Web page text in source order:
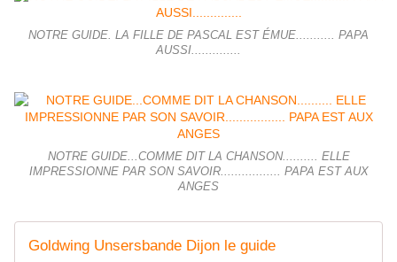
NOTRE GUIDE. LA FILLE DE PASCAL EST ÉMUE........... PAPA
AUSSI..............
NOTRE GUIDE...COMME DIT LA CHANSON.......... ELLE
IMPRESSIONNE PAR SON SAVOIR................. PAPA EST AUX
ANGES
Goldwing Unsersbande Dijon le guide